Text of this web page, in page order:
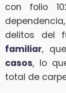
con folio
delitos del
familiar,
casos, lo
total de